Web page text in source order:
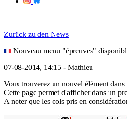
Zurück zu den News
Nouveau menu "épreuves"
07-08-2014, 14:15 - Mathieu
Vous trouverez un nouvel élément dans
Cette page permet d'afficher dans un
A noter que les cols pris en